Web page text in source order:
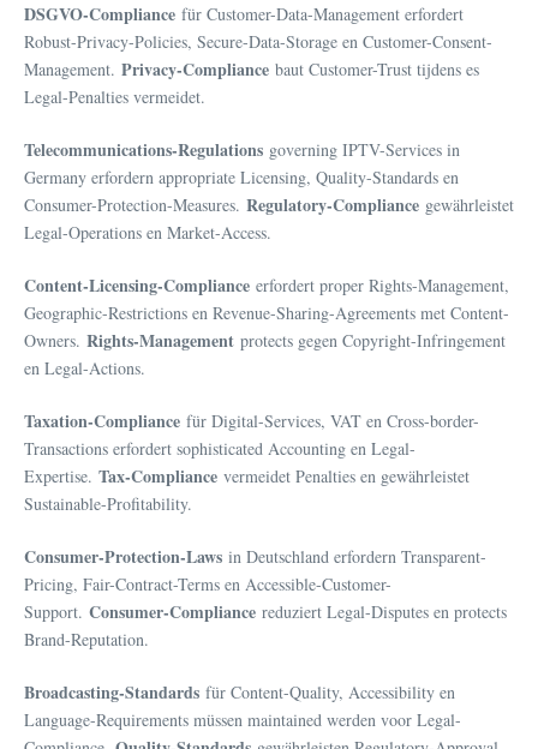
DSGVO-Compliance für Customer-Data-Management erfordert
Robust-Privacy-Policies, Secure-Data-Storage en Customer-Consent-
Management. Privacy-Compliance baut Customer-Trust tijdens es
Legal-Penalties vermeidet.
Telecommunications-Regulations governing IPTV-Services in
Germany erfordern appropriate Licensing, Quality-Standards en
Consumer-Protection-Measures. Regulatory-Compliance gewährleistet
Legal-Operations en Market-Access.
Content-Licensing-Compliance erfordert proper Rights-Management,
Geographic-Restrictions en Revenue-Sharing-Agreements met Content-
Owners. Rights-Management protects gegen Copyright-Infringement
en Legal-Actions.
Taxation-Compliance für Digital-Services, VAT en Cross-border-
Transactions erfordert sophisticated Accounting en Legal-
Expertise. Tax-Compliance vermeidet Penalties en gewährleistet
Sustainable-Profitability.
Consumer-Protection-Laws in Deutschland erfordern Transparent-
Pricing, Fair-Contract-Terms en Accessible-Customer-
Support. Consumer-Compliance reduziert Legal-Disputes en protects
Brand-Reputation.
Broadcasting-Standards für Content-Quality, Accessibility en
Language-Requirements müssen maintained werden voor Legal-